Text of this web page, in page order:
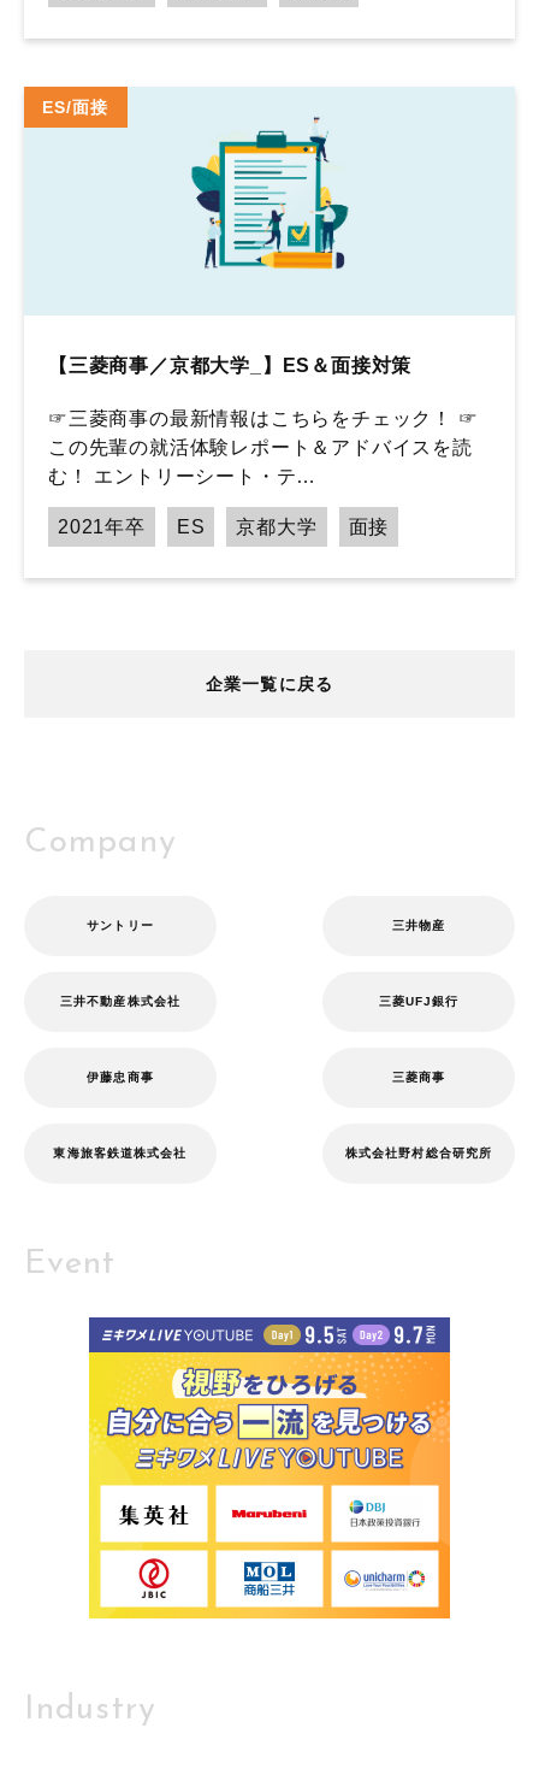
ES/面接
【三菱商事／京都大学_】ES＆面接対策
☞三菱商事の最新情報はこちらをチェック！ ☞
この先輩の就活体験レポート＆アドバイスを読
む！ エントリーシート・テ…
2021年卒 ES 京都大学 面接
企業一覧に戻る
Company
サントリー 三井物産
三井不動産株式会社 三菱UFJ銀行
伊藤忠商事 三菱商事
東海旅客鉄道株式会社 株式会社野村総合研究所
Event
Industry